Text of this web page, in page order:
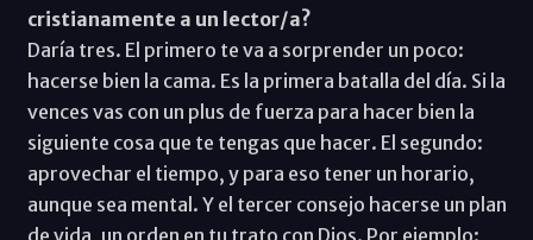
cristianamente a un lector/a?
Daría tres. El primero te va a sorprender un poco:
hacerse bien la cama. Es la primera batalla del día. Si la
vences vas con un plus de fuerza para hacer bien la
siguiente cosa que te tengas que hacer. El segundo:
aprovechar el tiempo, y para eso tener un horario,
aunque sea mental. Y el tercer consejo hacerse un plan